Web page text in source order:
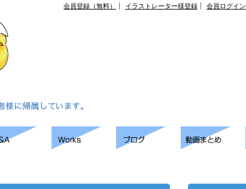
会員登録（無料） イラストレーター様登録 会員ログイン